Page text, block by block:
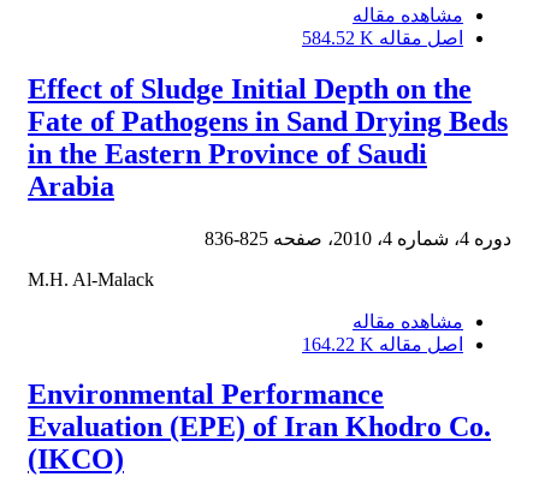
مشاهده مقاله
اصل مقاله 584.52 K
Effect of Sludge Initial Depth on the
Fate of Pathogens in Sand Drying Beds
in the Eastern Province of Saudi
Arabia
دوره 4، شماره 4، 2010، صفحه
825-836
M.H. Al-Malack
مشاهده مقاله
اصل مقاله 164.22 K
Environmental Performance
Evaluation (EPE) of Iran Khodro Co.
(IKCO)